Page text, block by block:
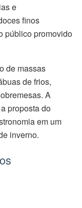
e
finos
público promovido
de massas
de frios,
A
proposta do
em um
inverno.